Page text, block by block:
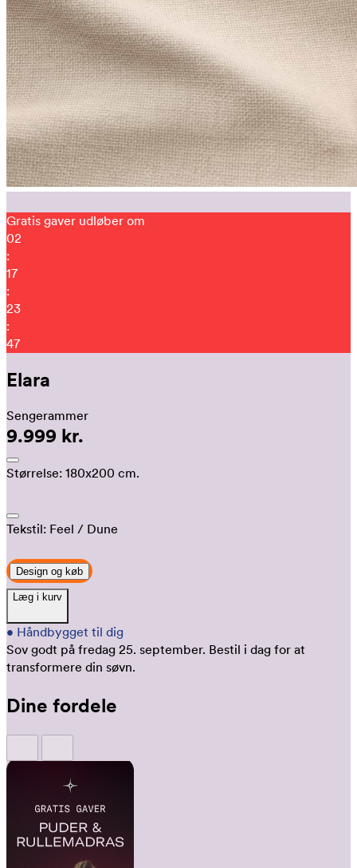
Gratis gaver udløber om
02
:
17
:
23
:
40
Elara
Sengerammer
9.999 kr.
Størrelse: 180x200 cm.
Tekstil: Feel / Dune
Design og køb
Læg i kurv
• Håndbygget til dig
Sov godt på fredag 25. september. Bestil i dag for at
transformere din søvn.
Dine fordele